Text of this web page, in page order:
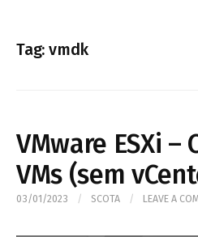
Tag:vmdk
VMware ESXi –
VMs (sem
03/01/2023 / SCOTA / LEAVE A